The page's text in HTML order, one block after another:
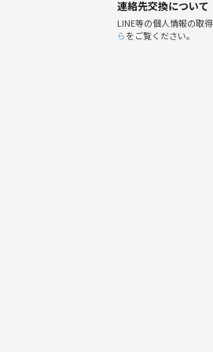
下記の行為はご遠慮く
・勧誘・営業・告知・
・開催内容や風景写真
サークルやイベント
わしくないと判断した
夕暮れのみなとみら
連絡先交換について
LINE等の個人情報の取
らをご覧ください。